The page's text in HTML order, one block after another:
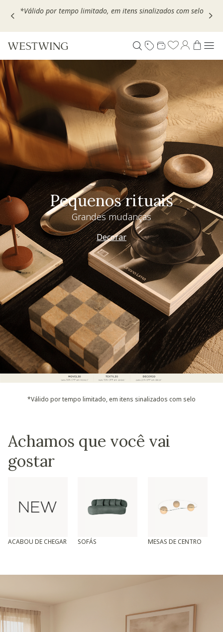
Escolha seu VOUCHER e ganhe até 30% OFF*: useMOVEL30,
Pequenos rituais
Grandes mudanças
Decorar
*Válido por tempo limitado, em itens sinalizados com selo
Achamos que você vai
gostar
ACABOU DE CHEGAR SOFÁS MESAS DE CENTRO